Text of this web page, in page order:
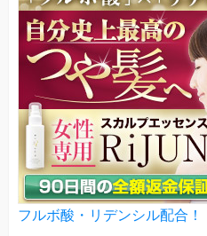
フルボ酸・リデンシル配合！